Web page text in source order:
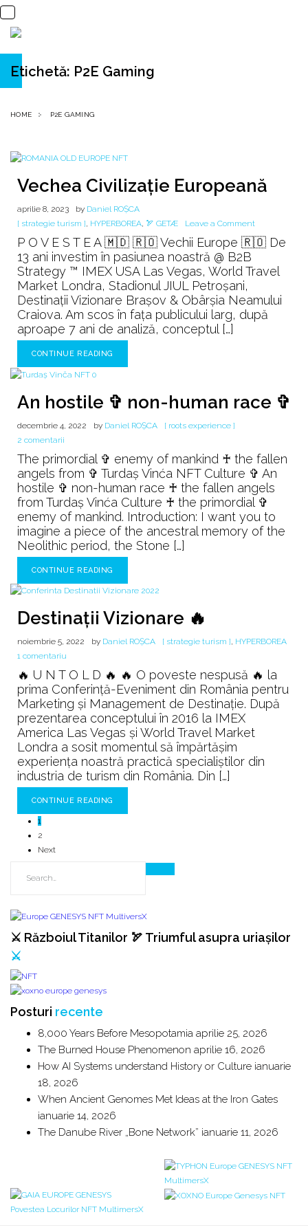
Etichetă: P2E Gaming
HOME P2E GAMING
Vechea Civilizație Europeană
aprilie 8, 2023 by Daniel ROȘCA
[ strategie turism ], HYPERBOREA, 🏹 GETÆ Leave a Commenton
Vechea
Civilizație
Europeană
P O V E S T E A 🇲🇩 🇷🇴 Vechii Europe 🇷🇴 De
13 ani investim în pasiunea noastră @ B2B
Strategy ™ IMEX USA Las Vegas, World Travel
Market Londra, Stadionul JIUL Petroșani,
Destinații Vizionare Brașov & Obârșia Neamului
Craiova. Am scos în fața publicului larg, după
aproape 7 ani de analiză, conceptul […]
CONTINUE READING
An hostile ✞ non-human race ✞
decembrie 4, 2022 by Daniel ROȘCA
[ roots experience ]
2 comentarii
✞
non-
human
The primordial ✞ enemy of mankind ♰ the fallen
angels from ✞ Turdaș Vinća NFT Culture ✞ An
hostile ✞ non-human race ♰ the fallen angels
from Turdaș Vinća Culture ♰ the primordial ✞
enemy of mankind. Introduction: I want you to
imagine a piece of the ancestral memory of the
Neolithic period, the Stone […]
CONTINUE READING
Destinații Vizionare 🔥
noiembrie 5, 2022 by Daniel ROȘCA [ strategie turism ], HYPERBOREA
1 comentariu
Destinații
Vizionare
🔥 U N T O L D 🔥 🔥 O poveste nespusă 🔥 la
prima Conferință-Eveniment din România pentru
Marketing și Management de Destinație. După
prezentarea conceptului în 2016 la IMEX
America Las Vegas și World Travel Market
Londra a sosit momentul să împărtășim
experiența noastră practică specialiștilor din
industria de turism din România. Din […]
CONTINUE READING
1
2
Next
⚔️ Războiul Titanilor 🏹 Triumful asupra uriașilor
⚔️
Posturi recente
8,000 Years Before Mesopotamia aprilie 25, 2026
The Burned House Phenomenon aprilie 16, 2026
How AI Systems understand History or Culture ianuarie
18, 2026
When Ancient Genomes Met Ideas at the Iron Gates
ianuarie 14, 2026
The Danube River „Bone Network” ianuarie 11, 2026